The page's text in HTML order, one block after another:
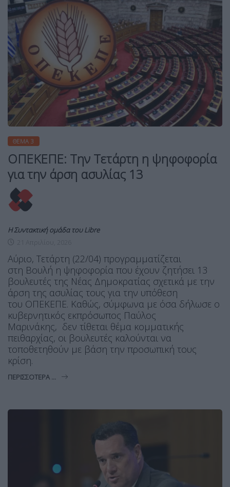
ΘΈΜΑ 3
ΟΠΕΚΕΠΕ: Την Τετάρτη η ψηφοφορία
για την άρση ασυλίας 13
Η Συντακτική ομάδα του Libre
Αύριο, Τετάρτη (22/04) προγραμματίζεται
στη Βουλή η ψηφοφορία που έχουν ζητήσει 13
βουλευτές της Νέας Δημοκρατίας σχετικά με την
άρση της ασυλίας τους για την υπόθεση
του ΟΠΕΚΕΠΕ. Καθώς, σύμφωνα με όσα δήλωσε ο
κυβερνητικός εκπρόσωπος Παύλος
Μαρινάκης, δεν τίθεται θέμα κομματικής
πειθαρχίας, οι βουλευτές καλούνται να
τοποθετηθούν με βάση την προσωπική τους
κρίση.
ΠΕΡΙΣΣΌΤΕΡΑ ...